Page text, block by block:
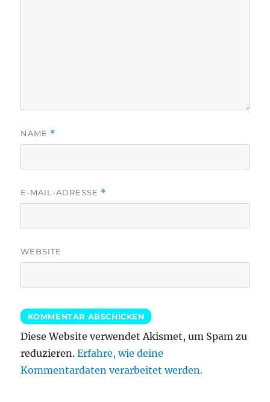
NAME *
E-MAIL-ADRESSE *
WEBSITE
Diese Website verwendet Akismet, um Spam zu
reduzieren.Erfahre, wie deine
Kommentardaten verarbeitet werden.